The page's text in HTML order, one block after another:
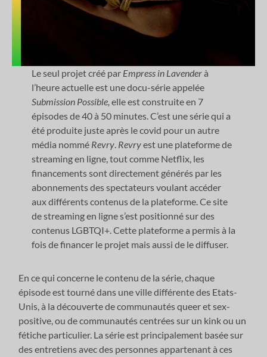
Le seul projet créé par Empress in Lavenderà
l’heure actuelle est une docu-série appelée
Submission Possible, elle est construite en 7
épisodes de 40 à 50 minutes. C’est une série qui a
été produite juste après le covid pour un autre
média nommé Revry. Revryest une plateforme de
streaming en ligne, tout comme Netflix, les
financements sont directement générés par les
abonnements des spectateurs voulant accéder
aux différents contenus de la plateforme. Ce site
de streaming en ligne s’est positionné sur des
contenus LGBTQI+. Cette plateforme a permis à la
fois de financer le projet mais aussi de le diffuser.
En ce qui concerne le contenu de la série, chaque
épisode est tourné dans une ville différente des Etats-
Unis, à la découverte de communautés queer et sex-
positive, ou de communautés centrées sur un kink ou un
fétiche particulier. La série est principalement basée sur
des entretiens avec des personnes appartenant à ces